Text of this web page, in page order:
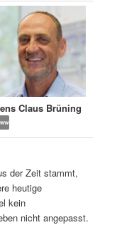
Claus Brüning
der Zeit stammt,
heutige
kein
nicht angepasst.